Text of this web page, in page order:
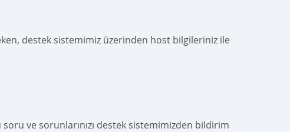
destek sistemimiz üzerinden host bilgileriniz ile
ve sorunlarınızı destek sistemimizden bildirim